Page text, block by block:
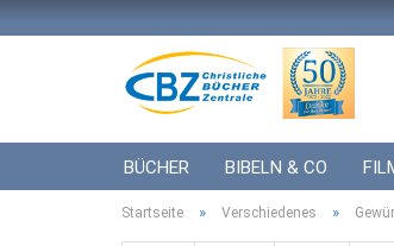
BÜCHER BIBELN & CO
ICF BÜCHER VERSCHIEDENES
Startseite » Verschiedenes »